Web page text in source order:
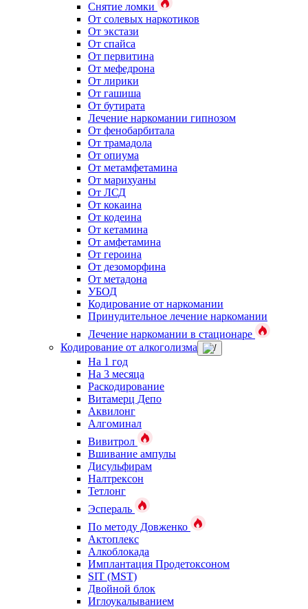
Снятие ломки
От солевых наркотиков
От экстази
От спайса
От первитина
От мефедрона
От лирики
От гашиша
От бутирата
Лечение наркомании гипнозом
От фенобарбитала
От трамадола
От опиума
От метамфетамина
От марихуаны
От ЛСД
От кокаина
От кодеина
От кетамина
От амфетамина
От героина
От дезоморфина
От метадона
УБОД
Кодирование от наркомании
Принудительное лечение наркомании
Лечение наркомании в стационаре
Кодирование от алкоголизма
На 1 год
На 3 месяца
Раскодирование
Витамерц Депо
Аквилонг
Алгоминал
Вивитрол
Вшивание ампулы
Дисульфирам
Налтрексон
Тетлонг
Эспераль
По методу Довженко
Актоплекс
Алкоблокада
Имплантация Продетоксоном
SIT (MST)
Двойной блок
Иглоукалыванием